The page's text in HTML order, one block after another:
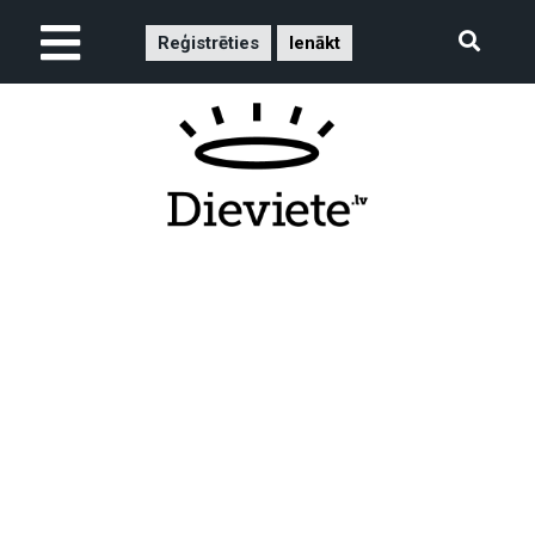
Reģistrēties Ienākt